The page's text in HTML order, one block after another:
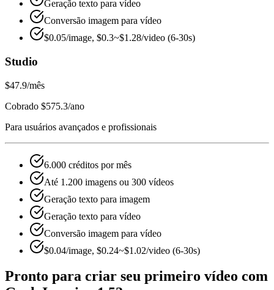
Geração texto para vídeo
Conversão imagem para vídeo
$0.05/image, $0.3~$1.28/video (6-30s)
Studio
$47.9/mês
Cobrado $575.3/ano
Para usuários avançados e profissionais
6.000 créditos por mês
Até 1.200 imagens ou 300 vídeos
Geração texto para imagem
Geração texto para vídeo
Conversão imagem para vídeo
$0.04/image, $0.24~$1.02/video (6-30s)
Pronto para criar seu primeiro vídeo com